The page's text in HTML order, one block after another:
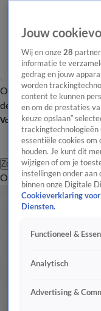
OverzichtAfleveringen
de redactieNieuwsbrief
Volg Shownieuws
Zoeken
Overzicht
Jouw
Wij en onze 28
informatie te
gedrag en jouw
worden
content te kunnen
en om de prestaties
keuze opslaan”
trackingtechnologieën
essentiële cookies
houden. Je kunt dit
wijzigen of om je
instellingen onder aan
binnen onze Digitale
Cookieverklaring
Diensten.
Functioneel &
Analytisch
Advertising &